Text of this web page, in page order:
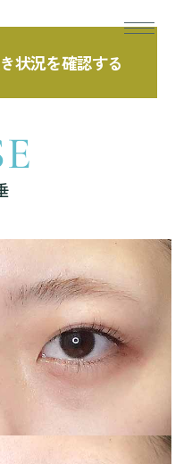
状況を確認する